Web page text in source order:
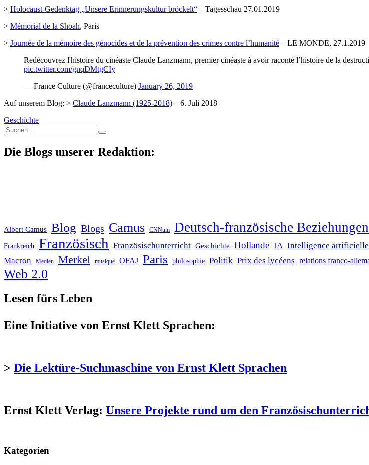
> Holocaust-Gedenktag „Unsere Erinnerungskultur bröckelt“ – Tagesschau 27.01.2019
> Mémorial de la Shoah, Paris
> Journée de la mémoire des génocides et de la prévention des crimes contre l’humanité – LE MONDE, 27.1.2019
Redécouvrez l'histoire du cinéaste Claude Lanzmann, premier cinéaste à avoir raconté l’histoire de la
pic.twitter.com/gnqDMtgCIy
— France Culture (@franceculture) January 26, 2019
Auf unserem Blog: > Claude Lanzmann (1925-2018) – 6. Juli 2018
Geschichte
Suche
nach:
Die Blogs unserer Redaktion:
Albert Camus Blog Blogs Camus CNNum Deutsch-französische Beziehungen
Frankreich Französisch Französischunterricht Geschichte Hollande IA Intelligence artificielle
Macron Medien Merkel musique OFAJ Paris philosophie Politik Prix des lycéens relations franco-
Web 2.0
Lesen fürs Leben
Eine Initiative von Ernst Klett Sprachen:
> Die Lektüre-Suchmaschine von Ernst Klett Sprachen
Ernst Klett Verlag: Unsere Projekte rund um den
Kategorien